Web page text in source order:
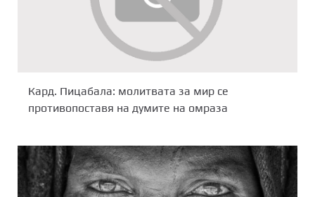
Кард. Пицабала: молитвата за мир се
противопоставя на думите на омраза